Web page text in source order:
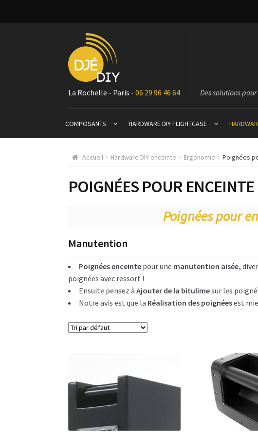
La Rochelle - Paris -06 29 96 46 64 Des solutions
COMPOSANTS HARDWARE DIY FLIGHTCASE
Accueil Hardware DIY enceinte Ergonomie Poignées
POIGNÉES POUR ENCEINTE
Poignées pour
Manutention
Poignées enceinte pour une manutention aisée,
poignées avec ressort !
Ensuite pensez à Ajouter de la bitulimesur les
Notre avis est que la Réalisation des poignéesest